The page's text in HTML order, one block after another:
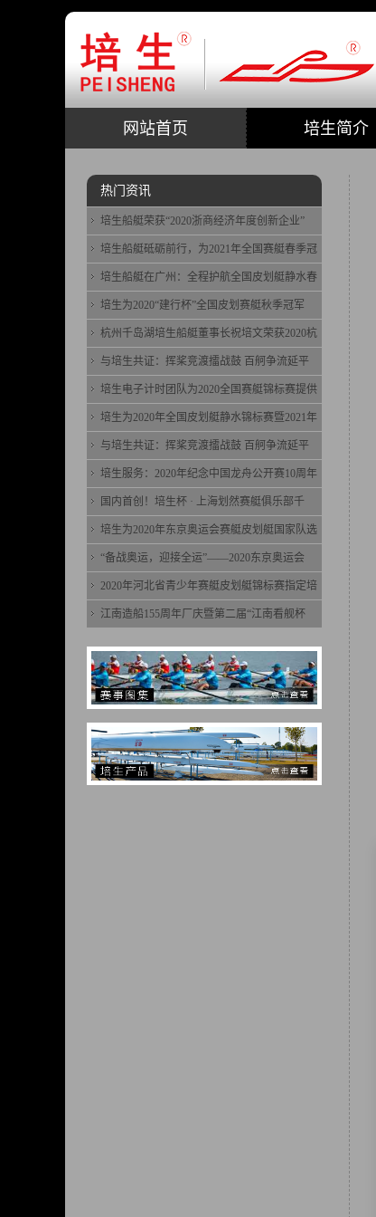
网站首页 培生简介
热门资讯
培生船艇荣获“2020浙商经济年度创新企业”
培生船艇砥砺前行，为2021年全国赛艇春季冠
培生船艇在广州：全程护航全国皮划艇静水春
培生为2020“建行杯”全国皮划赛艇秋季冠军
杭州千岛湖培生船艇董事长祝培文荣获2020杭
与培生共证：挥桨竞渡擂战鼓 百舸争流延平
培生电子计时团队为2020全国赛艇锦标赛提供
培生为2020年全国皮划艇静水锦标赛暨2021年
与培生共证：挥桨竞渡擂战鼓 百舸争流延平
培生服务：2020年纪念中国龙舟公开赛10周年
国内首创！培生杯 · 上海划然赛艇俱乐部千
培生为2020年东京奥运会赛艇皮划艇国家队选
“备战奥运，迎接全运”——2020东京奥运会
2020年河北省青少年赛艇皮划艇锦标赛指定培
江南造船155周年厂庆暨第二届“江南看舰杯